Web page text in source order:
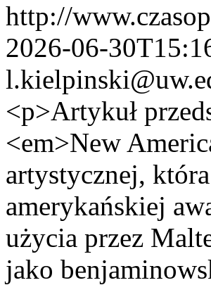
http://
2026-06-
<p>Artykuł
<em>New
artystycznej,
amerykańskiej
użycia przez
jako